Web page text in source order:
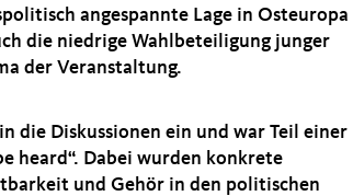
angespannte Lage in Osteuropa
die niedrige Wahlbeteiligung junger
der Veranstaltung.
die Diskussionen ein und war Teil einer
heard“. Dabei wurden konkrete
und Gehör in den politischen